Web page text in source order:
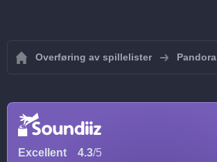
Overføring av spillelister Pandora
Excellent 4.3/5